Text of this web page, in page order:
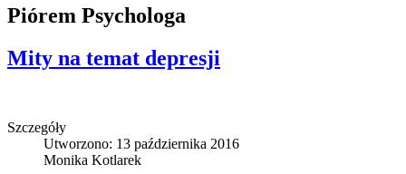
Piórem Psychologa
Mity na temat depresji
Szczegóły
Utworzono: 13 października 2016
Monika Kotlarek